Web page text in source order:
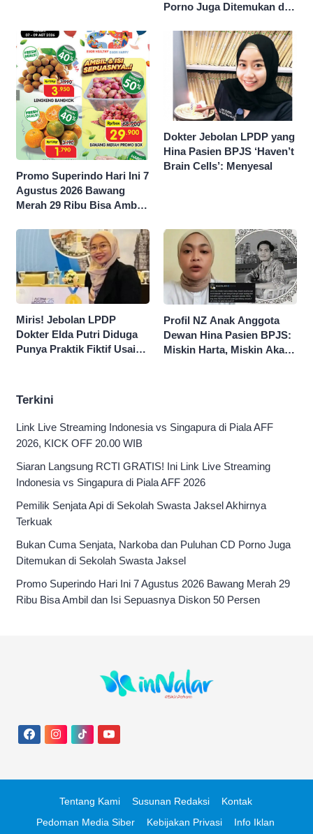
Porno Juga Ditemukan di
Promo Superindo Hari Ini 7
Agustus 2026 Bawang
Merah 29 Ribu Bisa Ambil
50 Persen
Dokter Jebolan LPDP yang
Hina Pasien BPJS ‘Haven’t
Brain Cells’: Menyesal
Miris! Jebolan LPDP
Dokter Elda Putri Diduga
Punya Praktik Fiktif Usai
Profil NZ Anak Anggota
Dewan Hina Pasien BPJS:
Miskin Harta, Miskin Akal
Terkini
Link Live Streaming Indonesia vs Singapura di Piala AFF
2026, KICK OFF 20.00 WIB
Siaran Langsung RCTI GRATIS! Ini Link Live Streaming
Indonesia vs Singapura di Piala AFF 2026
Pemilik Senjata Api di Sekolah Swasta Jaksel Akhirnya
Terkuak
Bukan Cuma Senjata, Narkoba dan Puluhan CD Porno Juga
Ditemukan di Sekolah Swasta Jaksel
Promo Superindo Hari Ini 7 Agustus 2026 Bawang Merah 29
Ribu Bisa Ambil dan Isi Sepuasnya Diskon 50 Persen
Tentang Kami Susunan Redaksi
Kontak
Pedoman Media Siber
Kebijakan Privasi Info Iklan